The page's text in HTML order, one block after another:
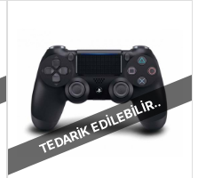
TEDARİK EDİLEBİLİR..